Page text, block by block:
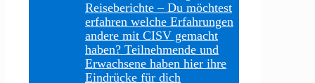
Reiseberichte – Du möchtest
erfahren welche Erfahrungen
andere mit CISV gemacht
haben? Teilnehmende und
Erwachsene haben hier ihre
Eindrücke für dich